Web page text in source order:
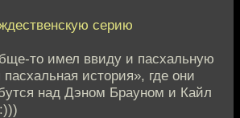
серию
то имел ввиду и пасхальную
история», где они
над Дэном Брауном и Кайл